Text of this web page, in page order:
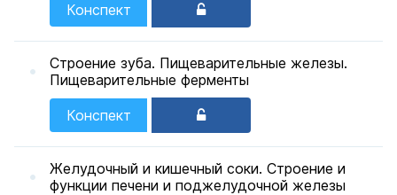
Конспект
Строение зуба. Пищеварительные железы.
Пищеварительные ферменты
Конспект
Желудочный и кишечный соки. Строение и
функции печени и поджелудочной железы